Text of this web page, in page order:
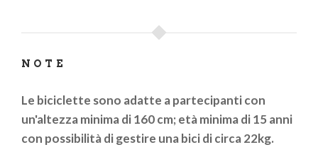
NOTE
Le biciclette sono adatte a partecipanti con
un'altezza minima di 160 cm; età minima di 15 anni
con possibilità di gestire una bici di circa 22kg.